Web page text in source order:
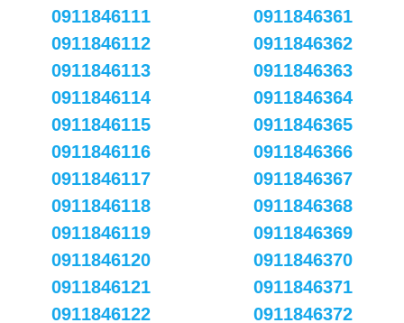
0911846111
0911846112
0911846113
0911846114
0911846115
0911846116
0911846117
0911846118
0911846119
0911846120
0911846121
0911846122
0911846361
0911846362
0911846363
0911846364
0911846365
0911846366
0911846367
0911846368
0911846369
0911846370
0911846371
0911846372